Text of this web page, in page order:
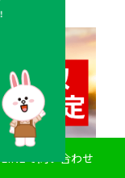
LINEで問い合わせ